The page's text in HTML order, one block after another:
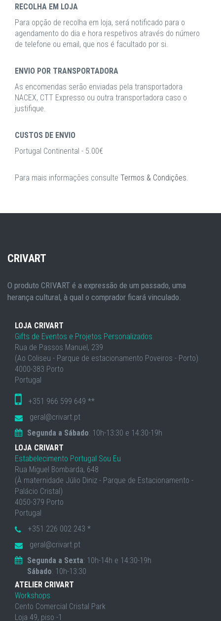
RECOLHA EM LOJA
Para opção de recolha em loja, será notificado para o
agendamento do dia e hora respetivos através do número
de telefone ou email, que nos é facultado por si.
ENVIO POR TRANSPORTADORA
As encomendas serão enviadas pela transportadora
NACEX, CTT Expresso ou outra transportadora caso o
justifique.
CUSTOS DE ENVIO
Portugal Continental - 5.00€
Para mais informações consulte Termos & Condições.
CRIVART
O produto CRIVART é a expressão de um passado, uma
herança cultural, à qual o comprador ficará vinculado.
LOJA CRIVART
Gifts de Eventos e Projetos Personalizados
Rua de Passos Manuel, 239
(Ao Coliseu - Parque de estacionamento Poveiros - Porto)
4000-383 Porto
Portugal
+351 966 599 649 **
geral@crivart.pt
Segunda a Sábado: 10h-13:30 e 14:30-19h
LOJA CRIVART
Estabelecimento Portugal Sou Eu
Rua Miguel Bombarda, 648
(À maternidade Júlio Diniz - Parque de Estacionamento -
Palácio Cristal)
4050-379 Porto
Portugal
+351 226 002 243 *
geral@crivart.pt
Segunda a Sexta: 10h-14h e 14:30-19h
Sábado: 10h-13:30
ATELIER CRIVART
Workshops
Cento Comercial Cristal Park
Loja 49, piso -1